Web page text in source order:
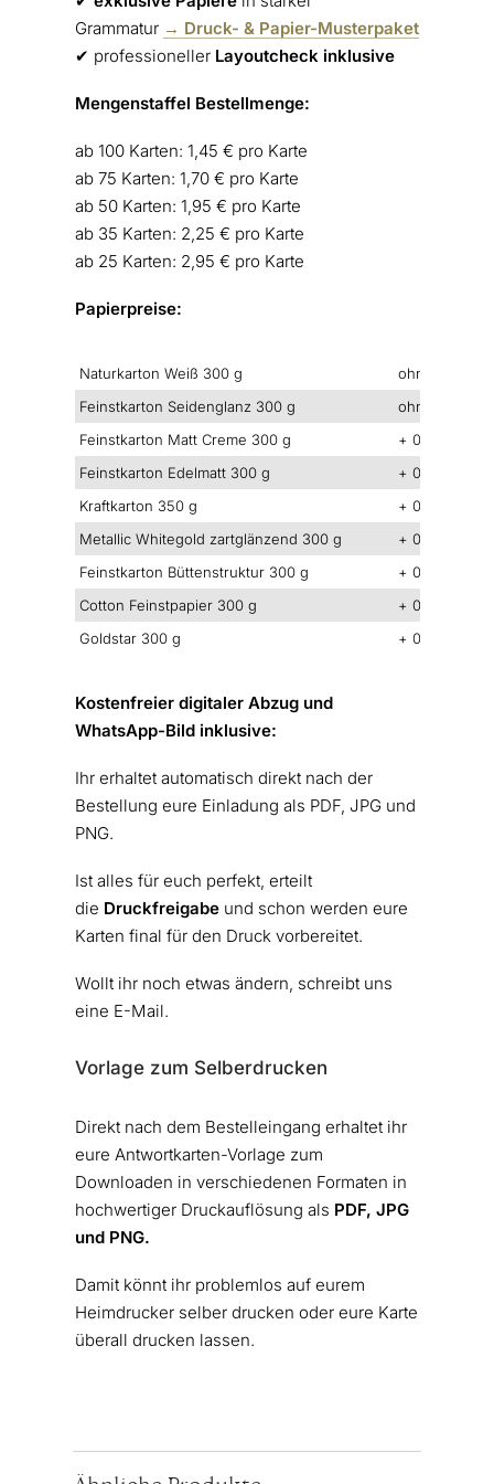
Grammatur → Druck- & Papier-Musterpaket
✔︎ professioneller Layoutcheck inklusive
Mengenstaffel Bestellmenge:
ab 100 Karten: 1,45 € pro Karte
ab 75 Karten: 1,70 € pro Karte
ab 50 Karten: 1,95 € pro Karte
ab 35 Karten: 2,25 € pro Karte
ab 25 Karten: 2,95 € pro Karte
Papierpreise:
Naturkarton Weiß 300 g
ohne Aufpreis
Feinstkarton Seidenglanz 300 g
ohne Aufpreis
Feinstkarton Matt Creme 300 g
+ 0,15 €/Karte
Feinstkarton Edelmatt 300 g
+ 0,30 €/
Kraftkarton 350 g
+ 0,30 €/
Metallic Whitegold zartglänzend 300 g
+ 0,30 €/
Feinstkarton Büttenstruktur 300 g
+ 0,80 €/
Cotton Feinstpapier 300 g
+ 0,80 €/
Goldstar 300 g
+ 0,60 €/
Kostenfreier digitaler Abzug und
WhatsApp-Bild inklusive:
Ihr erhaltet automatisch direkt nach der
Bestellung eure Einladung als PDF, JPG und
PNG.
Ist alles für euch perfekt, erteilt
die Druckfreigabeund schon werden eure
Karten final für den Druck vorbereitet.
Wollt ihr noch etwas ändern, schreibt uns
eine E-Mail.
Vorlage zum Selberdrucken
Direkt nach dem Bestelleingang erhaltet ihr
eure Antwortkarten-Vorlage zum
Downloaden in verschiedenen Formaten in
hochwertiger Druckauflösung als PDF, JPG
und PNG.
Damit könnt ihr problemlos auf eurem
Heimdrucker selber drucken oder eure Karte
überall drucken lassen.